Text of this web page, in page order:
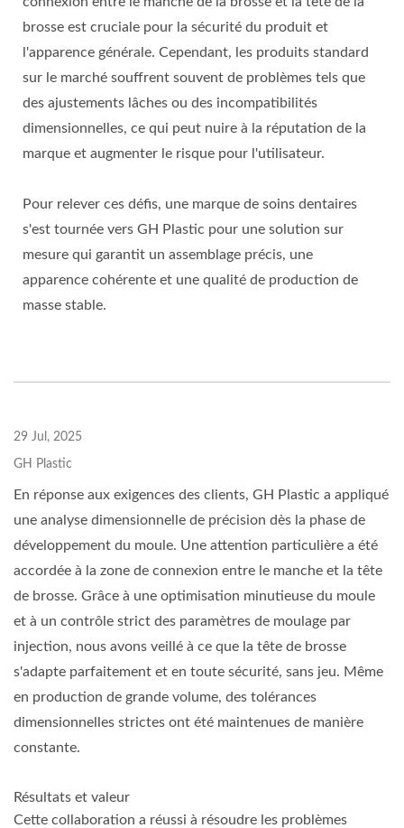
brosse est cruciale pour la sécurité du produit et
l'apparence générale. Cependant, les produits standard
sur le marché souffrent souvent de problèmes tels que
des ajustements lâches ou des incompatibilités
dimensionnelles, ce qui peut nuire à la réputation de la
marque et augmenter le risque pour l'utilisateur.
Pour relever ces défis, une marque de soins dentaires
s'est tournée vers GH Plastic pour une solution sur
mesure qui garantit un assemblage précis, une
apparence cohérente et une qualité de production de
masse stable.
29 Jul, 2025
GH Plastic
En réponse aux exigences des clients, GH Plastic a appliqué
une analyse dimensionnelle de précision dès la phase de
développement du moule. Une attention particulière a été
accordée à la zone de connexion entre le manche et la tête
de brosse. Grâce à une optimisation minutieuse du moule
et à un contrôle strict des paramètres de moulage par
injection, nous avons veillé à ce que la tête de brosse
s'adapte parfaitement et en toute sécurité, sans jeu. Même
en production de grande volume, des tolérances
dimensionnelles strictes ont été maintenues de manière
constante.
Résultats et valeur
Cette collaboration a réussi à résoudre les problèmes